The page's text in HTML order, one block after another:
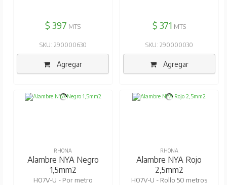
$ 397 MTS
SKU: 290000630
Agregar
$ 371 MTS
SKU: 290000030
Agregar
RHONA
Alambre NYA Negro
1,5mm2
H07V-U - Por metro
RHONA
Alambre NYA Rojo
2,5mm2
H07V-U - Rollo 50 metros